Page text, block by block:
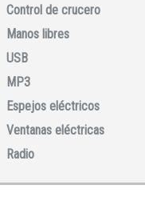
¿Ha olvidado la
Control de crucero
Manos libres
USB
MP3
Espejos eléctricos
Ventanas eléctricas
Radio